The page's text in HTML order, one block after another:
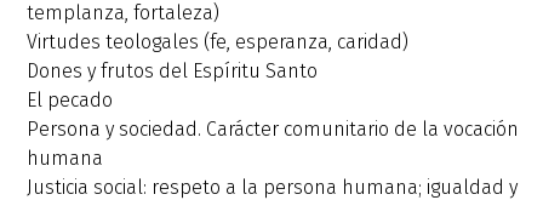
templanza, fortaleza)
Virtudes teologales (fe, esperanza, caridad)
Dones y frutos del Espíritu Santo
El pecado
Persona y sociedad. Carácter comunitario de la vocación
humana
Justicia social: respeto a la persona humana; igualdad y